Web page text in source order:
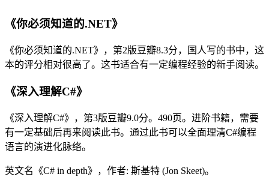
《你必须知道的.NET》
《你必须知道的.NET》，第2版豆瓣8.3分，国人写的书中，这
本的评分相对很高了。这书适合有一定编程经验的新手阅读。
《深入理解C#》
《深入理解C#》，第3版豆瓣9.0分。490页。进阶书籍，需要
有一定基础后再来阅读此书。通过此书可以全面理清C#编程
语言的演进化脉络。
英文名《C# in depth》，作者: 斯基特 (Jon Skeet)。